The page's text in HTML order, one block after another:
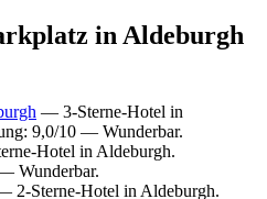
in Aldeburgh
— 3-Sterne-Hotel in
9,0/10 — Wunderbar.
Hotel in Aldeburgh.
Wunderbar.
2-Sterne-Hotel in Aldeburgh.